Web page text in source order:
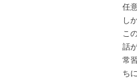
任
し
こ
話
常
ちに